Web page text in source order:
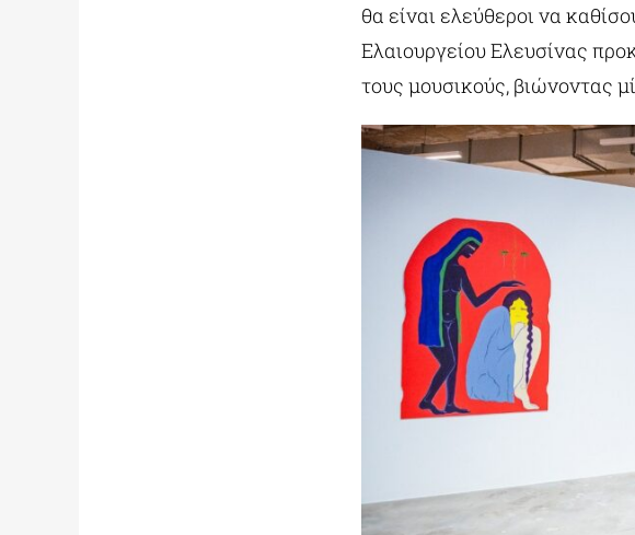
θα είναι ελεύθεροι να
Ελαιουργείου Ελευσίνας
τους μουσικούς, βιώνοντας